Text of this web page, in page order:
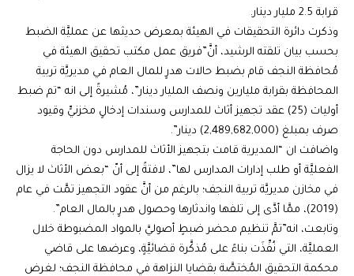
قرابة 2.5 مليار دينار.
وذكرت دائرة التحقيقات في الهيئة بمعرض حديثها عن عمليَّة الضبط
بحسب بيان تلقته الرشيد، أنَّ”فريق عمل مكتب تحقيق الهيئة في
مُحافظة النجف قام بضبط حالات هدرٍ للمال العام في مديريَّة تربية
المحافظة بقرابة مليارين ونصف المليار دينار”، مُشيرةً إلى انه “تم ضبط
أوليات (25) عقد تجهيز أثاث للمدارس وسندات إدخالٍ مخزنيٍّ وقيود
صرف بمبلغ (2,489,682,000) دينار”.
واضافت ان “المديرية قامت بتجهيز الأثاث للمدارس دون الحاجة
الفعليَّة أو طلب إدارات المدارس لها”، لافتةً إلى أنّ “بعض الأثاث لا يزال
في مخازن مديريَّة تربية النجف؛ بالرغم من أنَّ عقود التجهيز تمَّت في عام
(2019)، ممَّا أدَّى إلى تلفها واندثارها وحصول هدرٍ بالمال العام”.
وتابعت، انه”تمَّ تنظيم محضر ضبطٍ أصوليَّ بالمواد المضبوطة خلال
العمليَّة، التي نُفِّذَت بناءً على مُذكَّرة قضائيَّةٍ، وعرضها على قاضي
محكمة التحقيق المُختصَّة بقضايا النزاهة في محافظة النجف؛ لغرض